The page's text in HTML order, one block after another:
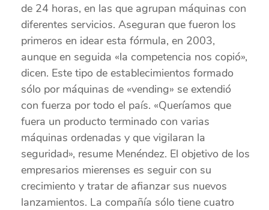
de 24 horas, en las que agrupan máquinas con
diferentes servicios. Aseguran que fueron los
primeros en idear esta fórmula, en 2003,
aunque en seguida «la competencia nos copió»,
dicen. Este tipo de establecimientos formado
sólo por máquinas de «vending» se extendió
con fuerza por todo el país. «Queríamos que
fuera un producto terminado con varias
máquinas ordenadas y que vigilaran la
seguridad», resume Menéndez. El objetivo de los
empresarios mierenses es seguir con su
crecimiento y tratar de afianzar sus nuevos
lanzamientos. La compañía sólo tiene cuatro